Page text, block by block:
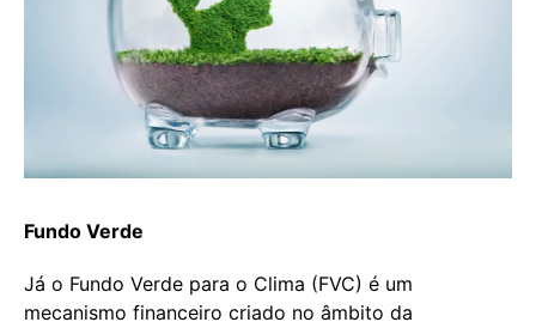
Fundo Verde
Já o Fundo Verde para o Clima (FVC) é um
mecanismo financeiro criado no âmbito da